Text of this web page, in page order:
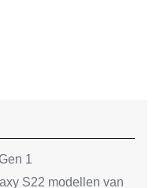
1
S22 modellen van